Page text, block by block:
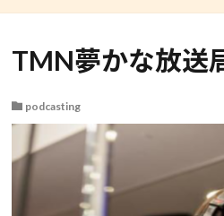
TMN夢かな放送
podcasting